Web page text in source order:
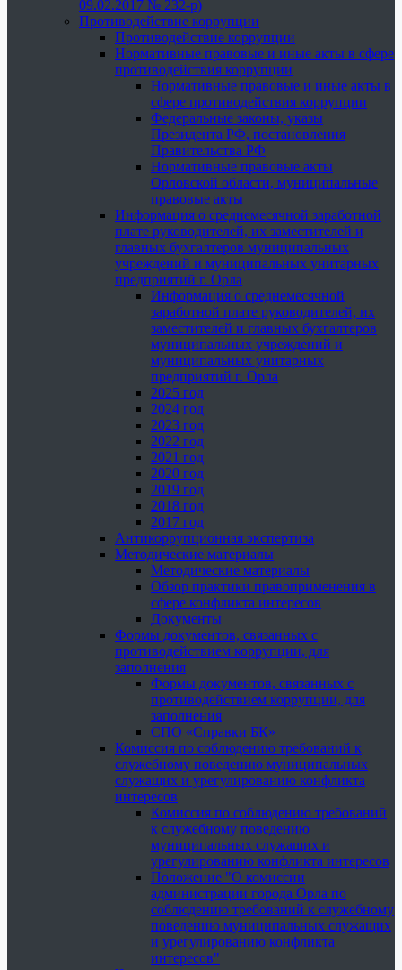
09.02.2017 № 232-р)
Противодействие коррупции
Противодействие коррупции
Нормативные правовые и иные акты в сфере
противодействия коррупции
Нормативные правовые и иные акты в
сфере противодействия коррупции
Федеральные законы, указы
Президента РФ, постановления
Правительства РФ
Нормативные правовые акты
Орловской области, муниципальные
правовые акты
Информация о среднемесячной заработной
плате руководителей, их заместителей и
главных бухгалтеров муниципальных
учреждений и муниципальных унитарных
предприятий г. Орла
Информация о среднемесячной
заработной плате руководителей, их
заместителей и главных бухгалтеров
муниципальных учреждений и
муниципальных унитарных
предприятий г. Орла
2025 год
2024 год
2023 год
2022 год
2021 год
2020 год
2019 год
2018 год
2017 год
Антикоррупционная экспертиза
Методические материалы
Методические материалы
Обзор практики правоприменения в
сфере конфликта интересов
Документы
Формы документов, связанных с
противодействием коррупции, для
заполнения
Формы документов, связанных с
противодействием коррупции, для
заполнения
СПО «Справки БК»
Комиссия по соблюдению требований к
служебному поведению муниципальных
служащих и урегулированию конфликта
интересов
Комиссия по соблюдению требований
к служебному поведению
муниципальных служащих и
урегулированию конфликта интересов
Положение "О комиссии
администрации города Орла по
соблюдению требований к служебному
поведению муниципальных служащих
и урегулированию конфликта
интересов"